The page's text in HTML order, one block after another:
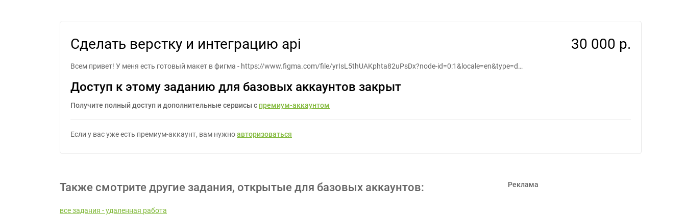
Сделать верстку и интеграцию api 30 000 р.
Всем привет! У меня есть готовый макет в фигма - https://www.figma.com/file/yrIsL5thUAKphta82uPsDx?node-id=0:1&locale=en&type=d…
Доступ к этому заданию для базовых аккаунтов закрыт
Получите полный доступ и дополнительные сервисы с премиум-аккаунтом
Если у вас уже есть премиум-аккаунт, вам нужноавторизоваться
Также смотрите другие задания, открытые для базовых аккаунтов:
все задания - удаленная работа
Реклама